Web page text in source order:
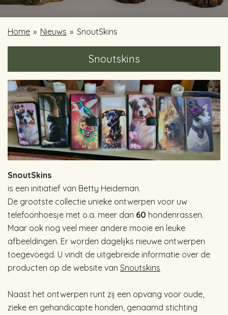
Home » Nieuws » SnoutSkins
Snoutskins
SnoutSkins
is een initiatief van Betty Heideman.
De grootste collectie unieke ontwerpen voor uw
telefoonhoesje met o.a. meer dan 60 hondenrassen.
Maar ook nog veel meer andere mooie en leuke
afbeeldingen. Er worden dagelijks nieuwe ontwerpen
toegevoegd. U vindt de uitgebreide informatie over de
producten op de website van Snoutskins
Naast het ontwerpen runt zij een opvang voor oude,
zieke en gehandicapte honden, genaamd stichting